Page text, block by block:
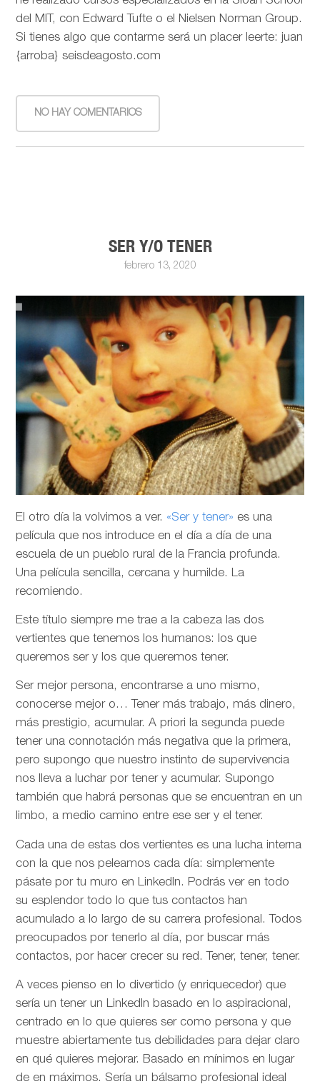
del MIT, con Edward Tufte o el Nielsen Norman Group.
Si tienes algo que contarme será un placer leerte: juan
{arroba} seisdeagosto.com
NO HAY COMENTARIOS
SER Y/O TENER
febrero 13, 2020
El otro día la volvimos a ver. «Ser y tener» es una
película que nos introduce en el día a día de una
escuela de un pueblo rural de la Francia profunda.
Una película sencilla, cercana y humilde. La
recomiendo.
Este título siempre me trae a la cabeza las dos
vertientes que tenemos los humanos: los que
queremos ser y los que queremos tener.
Ser mejor persona, encontrarse a uno mismo,
conocerse mejor o… Tener más trabajo, más dinero,
más prestigio, acumular. A priori la segunda puede
tener una connotación más negativa que la primera,
pero supongo que nuestro instinto de supervivencia
nos lleva a luchar por tener y acumular. Supongo
también que habrá personas que se encuentran en un
limbo, a medio camino entre ese ser y el tener.
Cada una de estas dos vertientes es una lucha interna
con la que nos peleamos cada día: simplemente
pásate por tu muro en LinkedIn. Podrás ver en todo
su esplendor todo lo que tus contactos han
acumulado a lo largo de su carrera profesional. Todos
preocupados por tenerlo al día, por buscar más
contactos, por hacer crecer su red. Tener, tener, tener.
A veces pienso en lo divertido (y enriquecedor) que
sería un tener un LinkedIn basado en lo aspiracional,
centrado en lo que quieres ser como persona y que
muestre abiertamente tus debilidades para dejar claro
en qué quieres mejorar. Basado en mínimos en lugar
de en máximos. Sería un bálsamo profesional ideal